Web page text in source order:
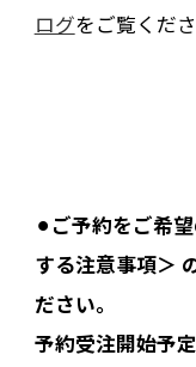
ログをご覧くださ
⚫︎ ご予約をご希
する注意事項＞
ださい。
予約受注開始予定